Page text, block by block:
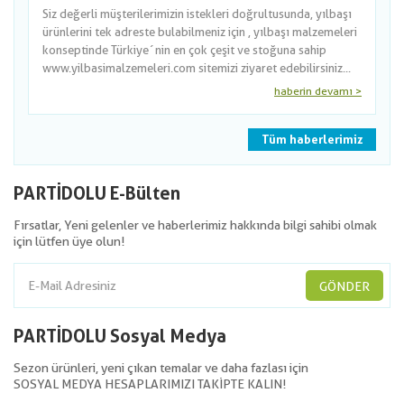
Siz değerli müşterilerimizin istekleri doğrultusunda, yılbaşı
ürünlerini tek adreste bulabilmeniz için , yılbaşı malzemeleri
konseptinde Türkiye´nin en çok çeşit ve stoğuna sahip
www.yilbasimalzemeleri.com sitemizi ziyaret edebilirsiniz...
haberin devamı >
Tüm haberlerimiz
PARTİDOLU E-Bülten
Fırsatlar, Yeni gelenler ve haberlerimiz hakkında bilgi sahibi olmak
için lütfen üye olun!
GÖNDER
PARTİDOLU Sosyal Medya
Sezon ürünleri, yeni çıkan temalar ve daha fazlası için
SOSYAL MEDYA HESAPLARIMIZI TAKİPTE KALIN!